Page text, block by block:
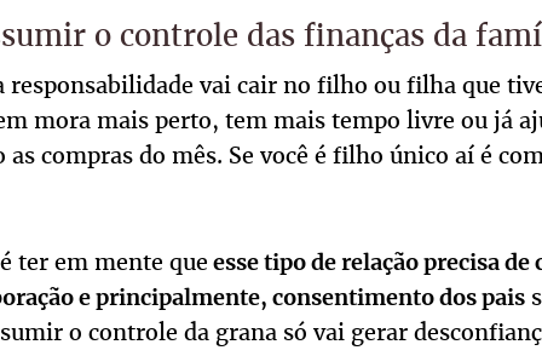
o controle das finanças da
responsabilidade vai cair no filho ou filha que
mora mais perto, tem mais tempo livre ou já
compras do mês. Se você é filho único aí é
ter em mente que esse tipo de relação precisa de
e principalmente, consentimento dos pais
o controle da grana só vai gerar